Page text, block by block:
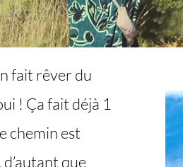
fait rêver du
! Ça fait déjà 1
chemin est
que